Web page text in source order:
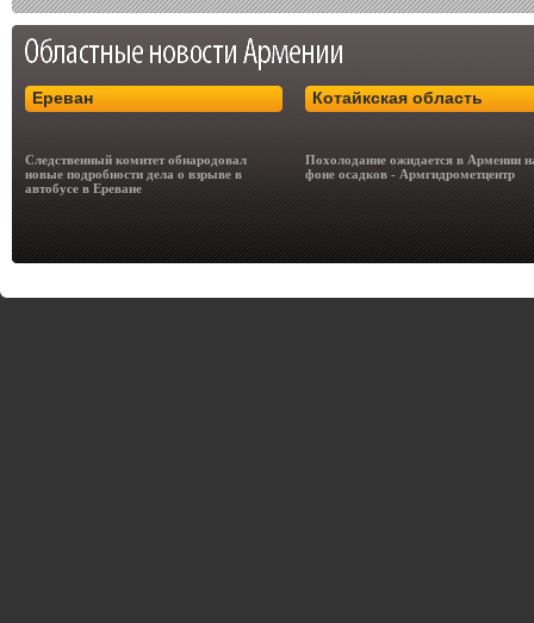
Ереван
Следственный комитет обнародовал
новые подробности дела о взрыве в
автобусе в Ереване
Котайкская область
Похолодание ожидается в Армении
фоне осадков - Армгидрометцентр